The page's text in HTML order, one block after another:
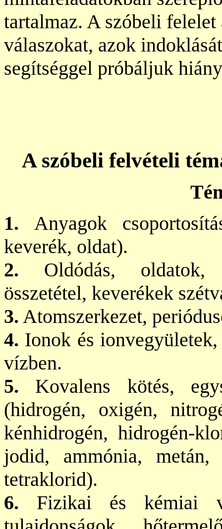
tartalmaz. A szóbeli
válaszokat, azok
segítséggel próbáljuk
A szóbeli felvételi
1. Anyagok
keverék, oldat).
2. Oldódás, oldatok,
összetétel, keverékek
3. Atomszerkezet,
4. Ionok és
vízben.
5. Kovalens kötés,
(hidrogén, oxigén,
kénhidrogén, hidrogén-
jodid, ammónia, metán,
tetraklorid).
6. Fizikai és kémiai